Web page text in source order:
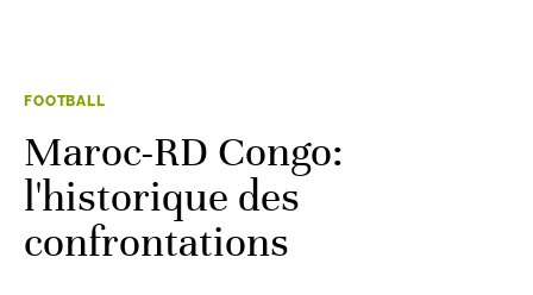
FOOTBALL
Maroc-RD Congo:
l'historique des
confrontations